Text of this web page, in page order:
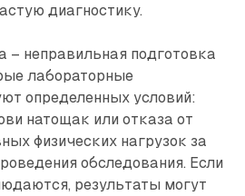
диагностику.
– неправильная подготовка
лабораторные
определенных условий:
натощак или отказа от
физических нагрузок за
обследования. Если
результаты могут